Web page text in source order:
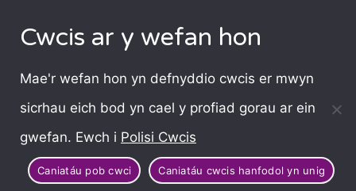
Cwcis ar y wefan hon
Mae'r wefan hon yn defnyddio cwcis er mwyn
sicrhau eich bod yn cael y profiad gorau ar ein
gwefan. Ewch i Polisi Cwcis
Caniatáu pob cwci Caniatáu cwcis hanfodol yn unig